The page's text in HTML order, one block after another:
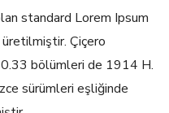
standard Lorem Ipsum
Çiçero
bölümleri de 1914 H.
sürümleri eşliğinde